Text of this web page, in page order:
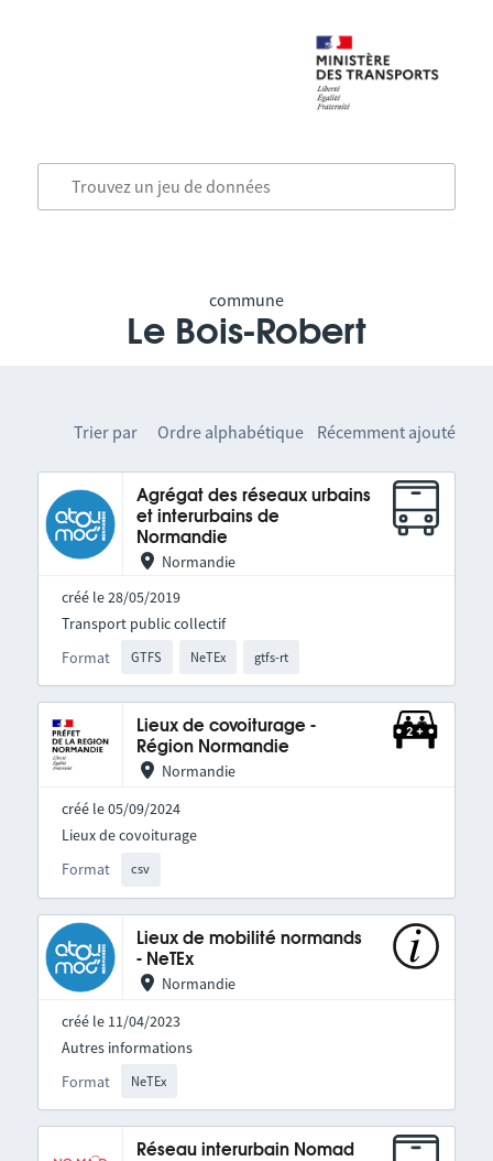
commune
Le Bois-Robert
Trier par Ordre alphabétique Récemment ajouté
Agrégat des réseaux urbains
et interurbains de
Normandie
Normandie
créé le 28/05/2019
Format GTFS NeTEx gtfs-rt
Transport public collectif
Lieux de covoiturage -
Région Normandie
Normandie
créé le 05/09/2024
Format csv
Lieux de covoiturage
Lieux de mobilité normands
- NeTEx
Normandie
créé le 11/04/2023
Format NeTEx
Autres informations
Réseau interurbain Nomad